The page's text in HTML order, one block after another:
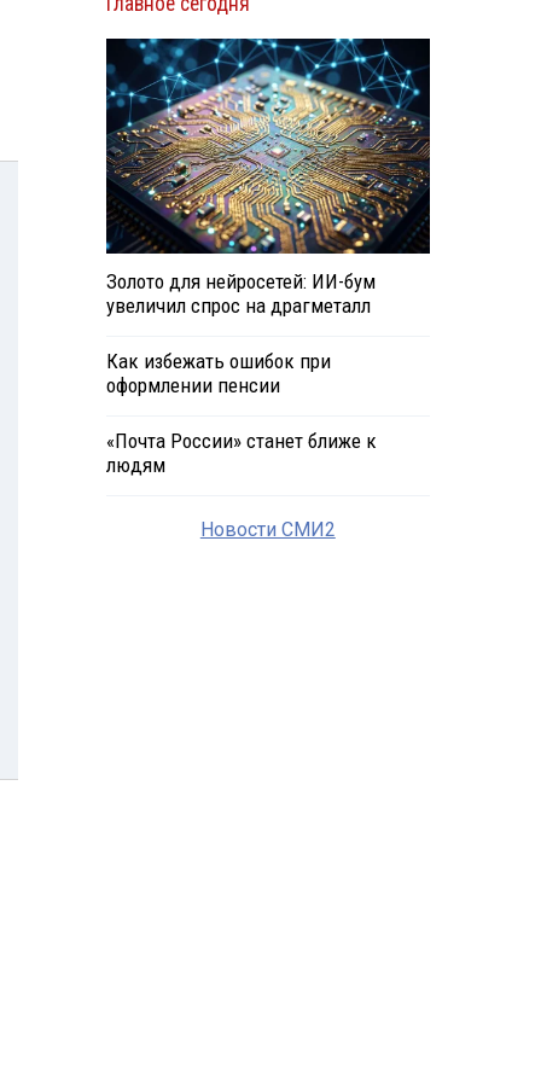
Золото для нейросетей: ИИ-бум
увеличил спрос на драгметалл
Как избежать ошибок при
оформлении пенсии
«Почта России» станет ближе к
людям
Новости СМИ2